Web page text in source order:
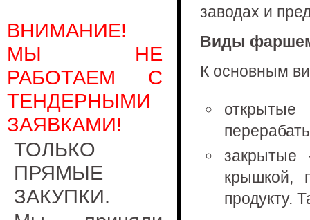
ВНИМАНИЕ!
МЫ НЕ
РАБОТАЕМ С
ТЕНДЕРНЫМИ
ЗАЯВКАМИ!
ТОЛЬКО
ПРЯМЫЕ
ЗАКУПКИ.
заводах и
Виды
К основным
закрытые
крышкой,
продукту.